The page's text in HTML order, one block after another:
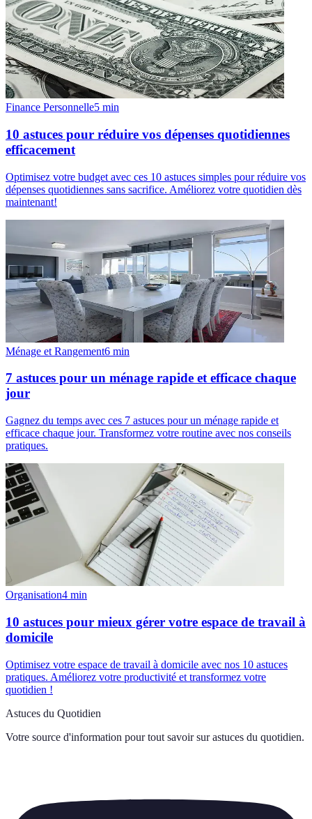
Finance Personnelle5 min
10 astuces pour réduire vos dépenses quotidiennes
efficacement
Optimisez votre budget avec ces 10 astuces simples pour réduire vos
dépenses quotidiennes sans sacrifice. Améliorez votre quotidien dès
maintenant!
Ménage et Rangement6 min
7 astuces pour un ménage rapide et efficace chaque
jour
Gagnez du temps avec ces 7 astuces pour un ménage rapide et
efficace chaque jour. Transformez votre routine avec nos conseils
pratiques.
Organisation4 min
10 astuces pour mieux gérer votre espace de travail à
domicile
Optimisez votre espace de travail à domicile avec nos 10 astuces
pratiques. Améliorez votre productivité et transformez votre
quotidien !
Astuces du Quotidien
Votre source d'information pour tout savoir sur astuces du quotidien.